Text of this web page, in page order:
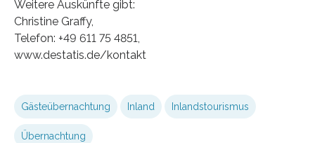
Weitere Auskünfte gibt:
Christine Graffy,
Telefon: +49 611 75 4851,
www.destatis.de/kontakt
Gästeübernachtung Inland Inlandstourismus
Übernachtung